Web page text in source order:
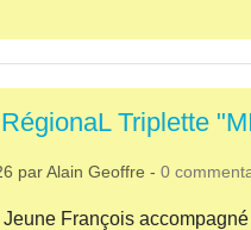
Triplette
parAlain Geoffre - 0
François